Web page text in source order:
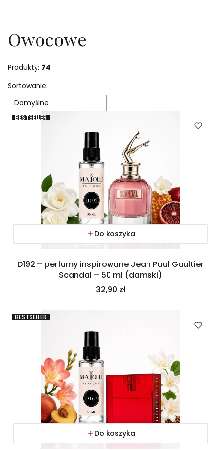
Owocowe
Produkty: 74
Lista produktów
Sortowanie:
Domyślne
BESTSELLER
Do koszyka
D192 – perfumy inspirowane Jean Paul Gaultier
Scandal – 50 ml (damski)
Cena
32,90 zł
BESTSELLER
Do koszyka